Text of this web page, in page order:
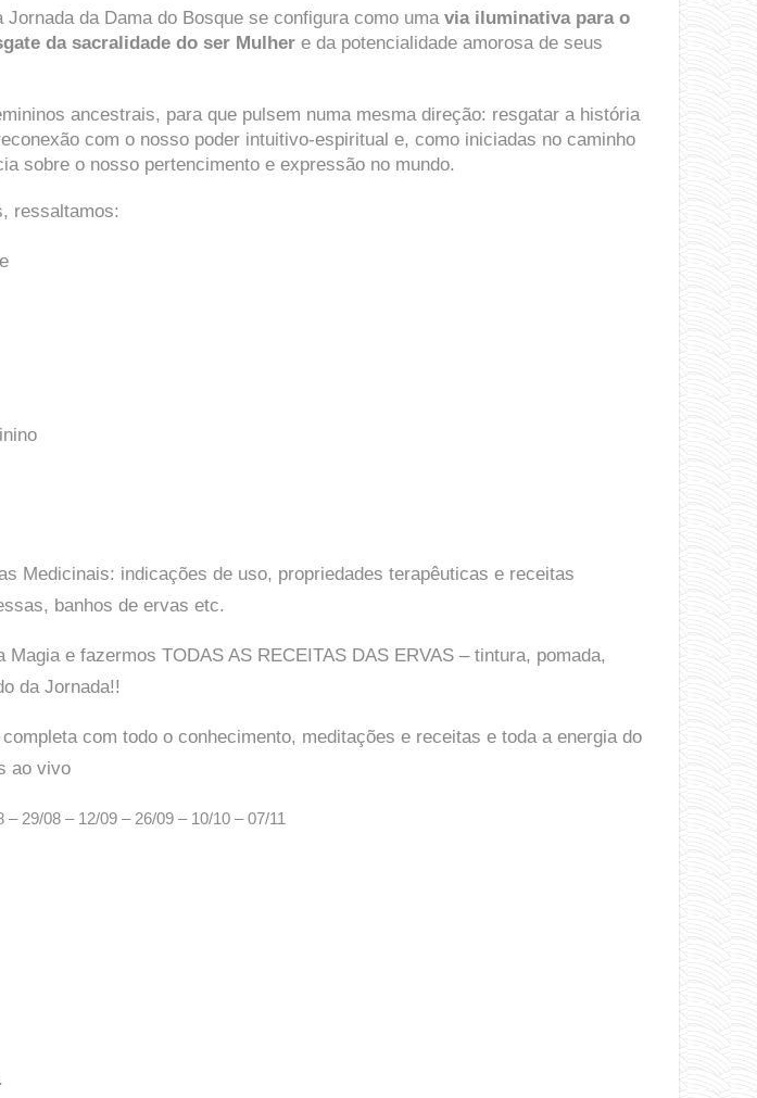
da Dama do Bosque se configura como umavia iluminativa para o
da sacralidade do ser Mulher e da potencialidade amorosa de seus
ancestrais, para que pulsem numa mesma direção: resgatar a história
com o nosso poder intuitivo-espiritual e, como iniciadas no caminho
sobre o nosso pertencimento e expressão no mundo.
ressaltamos:
Medicinais: indicações de uso, propriedades terapêuticas e receitas
banhos de ervas etc.
e fazermos TODAS AS RECEITAS DAS ERVAS – tintura, pomada,
da Jornada!!
com todo o conhecimento, meditações e receitas e toda a energia do
ao vivo
29/08 – 12/09 – 26/09 – 10/10 – 07/11